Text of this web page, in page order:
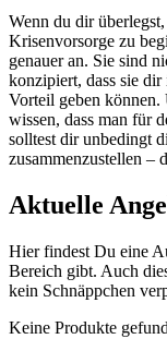
Wenn du dir
Krisenvorsorge zu
genauer an. Sie sind
konzipiert, dass sie
Vorteil geben
wissen, dass man für
solltest dir unbedingt
zusammenzustellen –
Aktuelle
Hier findest Du eine
Bereich gibt. Auch
kein Schnäppchen
Keine Produkte